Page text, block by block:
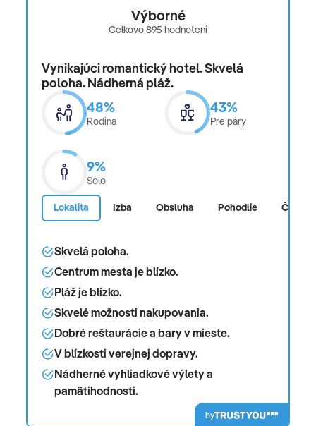
Výborné
Celkovo 895 hodnotení
Vynikajúci romantický hotel. Skvelá
poloha. Nádherná pláž.
48%
Rodina
43%
Pre páry
9%
Solo
Lokalita Izba Obsluha Pohodlie Čistota
Skvelá poloha.
Centrum mesta je blízko.
Pláž je blízko.
Skvelé možnosti nakupovania.
Dobré reštaurácie a bary v mieste.
V blízkosti verejnej dopravy.
Nádherné vyhliadkové výlety a
pamätihodnosti.
by